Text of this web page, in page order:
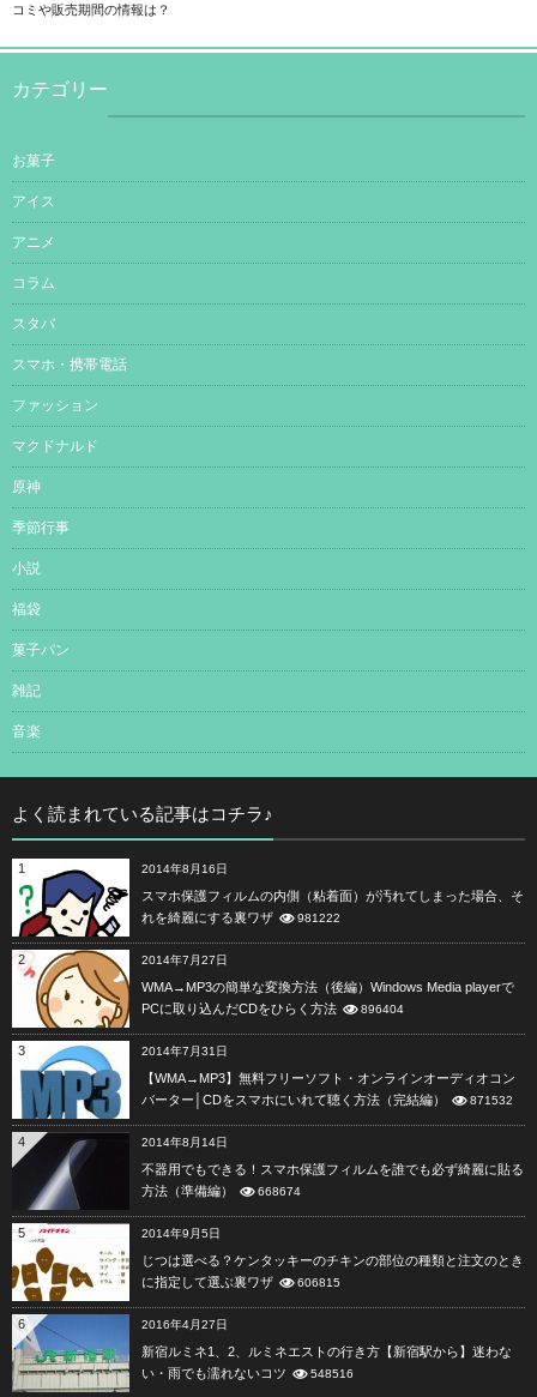
コミや販売期間の情報は？
カテゴリー
お菓子
アイス
アニメ
コラム
スタバ
スマホ・携帯電話
ファッション
マクドナルド
原神
季節行事
小説
福袋
菓子パン
雑記
音楽
よく読まれている記事はコチラ♪
1 2014年8月16日
スマホ保護フィルムの内側（粘着面）が汚れてしまった場合、そ
れを綺麗にする裏ワザ
981222
2 2014年7月27日
WMA→MP3の簡単な変換方法（後編）Windows Media playerで
PCに取り込んだCDをひらく方法
896404
3 2014年7月31日
【WMA→MP3】無料フリーソフト・オンラインオーディオコン
バーター│CDをスマホにいれて聴く方法（完結編）
871532
4 2014年8月14日
不器用でもできる！スマホ保護フィルムを誰でも必ず綺麗に貼る
方法（準備編）
668674
5 2014年9月5日
じつは選べる？ケンタッキーのチキンの部位の種類と注文のとき
に指定して選ぶ裏ワザ
606815
6 2016年4月27日
新宿ルミネ1、2、ルミネエストの行き方【新宿駅から】迷わな
い・雨でも濡れないコツ
548516